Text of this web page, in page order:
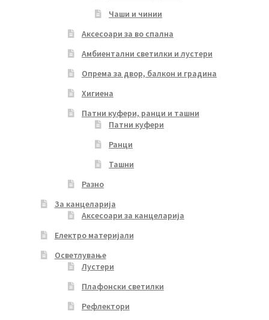
Чаши и чинии
Аксесоари за во спална
Амбиентални светилки и лустери
Опрема за двор, балкон и градина
Хигиена
Патни куфери, ранци и ташни
Патни куфери
Ранци
Ташни
Разно
За канцеларија
Аксесоари за канцеларија
Електро материјали
Осветлување
Лустери
Плафонски светилки
Рефлектори